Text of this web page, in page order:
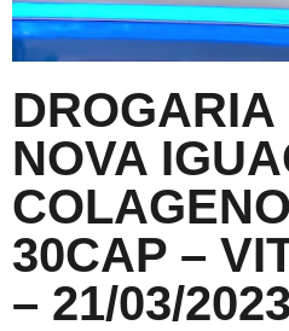
DROGARIA
NOVA
30CAP –
– 21/03/